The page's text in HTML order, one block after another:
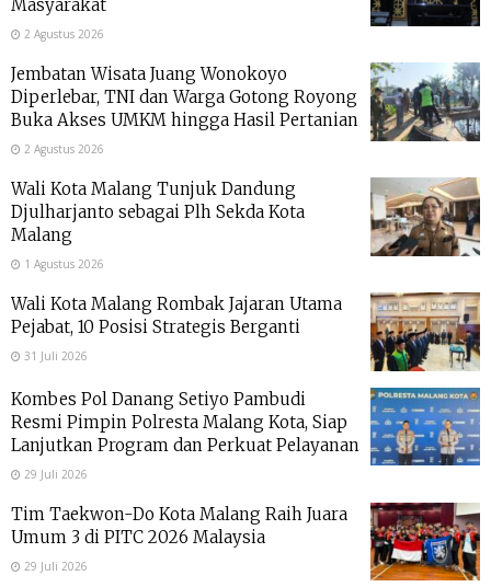
Masyarakat
2 Agustus 2026
Jembatan Wisata Juang Wonokoyo
Diperlebar, TNI dan Warga Gotong Royong
Buka Akses UMKM hingga Hasil Pertanian
2 Agustus 2026
Wali Kota Malang Tunjuk Dandung
Djulharjanto sebagai Plh Sekda Kota
Malang
1 Agustus 2026
Wali Kota Malang Rombak Jajaran Utama
Pejabat, 10 Posisi Strategis Berganti
31 Juli 2026
Kombes Pol Danang Setiyo Pambudi
Resmi Pimpin Polresta Malang Kota, Siap
Lanjutkan Program dan Perkuat Pelayanan
29 Juli 2026
Tim Taekwon-Do Kota Malang Raih Juara
Umum 3 di PITC 2026 Malaysia
29 Juli 2026